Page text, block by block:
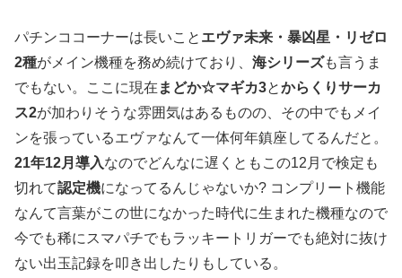
パチンココーナーは長いこと エヴァ未来・暴凶星・リゼロ
2種がメイン機種を務め続けており、 海シリーズも言うま
でもない。ここに現在 まどか☆マギカ3とからくりサーカ
ス2が加わりそうな雰囲気はあるものの、その中でもメイ
ンを張っているエヴァなんて一体何年鎮座してるんだと。
21年12月導入なのでどんなに遅くともこの12月で検定も
切れて認定機になってるんじゃないか? コンプリート機能
なんて言葉がこの世になかった時代に生まれた機種なので
今でも稀にスマパチでもラッキートリガーでも絶対に抜け
ない出玉記録を叩き出したりもしている。